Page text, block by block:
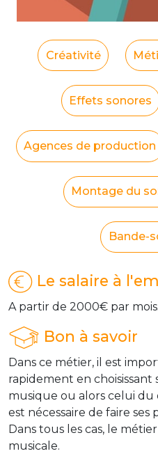
Créativité
Effets sonores
Agences de production
Montage du
Bande-
Le salaire à
A partir de 2000€ par mois.
Bon à savoir
Dans ce métier, il est
rapidement en choisissant
musique ou alors celui du
est nécessaire de faire ses
Dans tous les cas, le
musicale.